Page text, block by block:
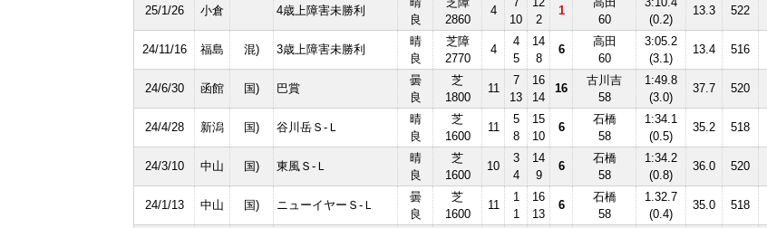
25/1/26 小倉 4歳上障害未勝利
良
2860
4
10
2
1
60
(0.2)
13.3 522
24/11/16 福島 混) 3歳上障害未勝利
晴
良
芝障
2770
4
4
5
14
8
6
高田
60
3:05.2
(3.1)
13.4 516
24/6/30 函館 国) 巴賞
曇
良
芝
1800
11
7
13
16
14
16
古川吉
58
1:49.8
(3.0)
37.7 520
24/4/28 新潟 国) 谷川岳Ｓ-Ｌ
晴
良
芝
1600
11
5
8
15
10
6
石橋
58
1:34.1
(0.5)
35.2 518
24/3/10 中山 国) 東風Ｓ-Ｌ
晴
良
芝
1600
10
3
4
14
9
6
石橋
58
1:34.2
(0.8)
36.0 520
24/1/13 中山 国) ニューイヤーＳ-Ｌ
曇
良
芝
1600
11
1
1
16
13
6
石橋
58
1.32.7
(0.4)
35.0 518